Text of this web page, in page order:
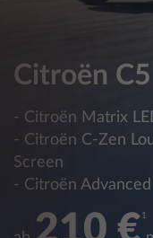
Citroën
- Citroën Matrix
- Citroën C-Zen
Screen
- Citroën
1